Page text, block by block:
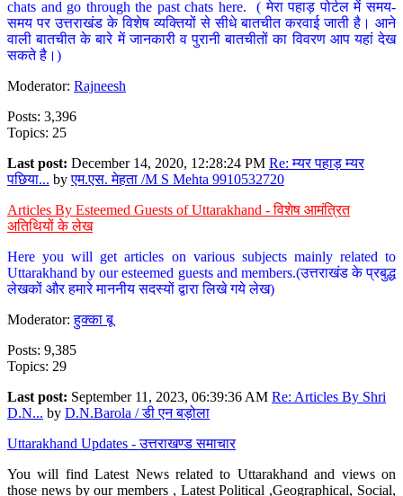
chats and go through the past chats here. ( मेरा पहाड़ पोर्टल में समय-
समय पर उत्तराखंड के विशेष व्यक्तियों से सीधे बातचीत करवाई जाती है। आने
वाली बातचीत के बारे में जानकारी व पुरानी बातचीतों का विवरण आप यहां देख
सकते है।)
Moderator: Rajneesh
Posts: 3,396
Topics: 25
Last post: December 14, 2020, 12:28:24 PM Re: म्यर पहाड़ म्यर
पछिया... byएम.एस. मेहता /M S Mehta 9910532720
Articles By Esteemed Guests of Uttarakhand - विशेष आमंत्रित
अतिथियों के लेख
Here you will get articles on various subjects mainly related to
Uttarakhand by our esteemed guests and members.(उत्तराखंड के प्रबुद्ध
लेखकों और हमारे माननीय सदस्यों द्वारा लिखे गये लेख)
Moderator:हुक्का बू
Posts: 9,385
Topics: 29
Last post: September 11, 2023, 06:39:36 AM Re: Articles By Shri
D.N... by D.N.Barola / डी एन बड़ोला
Uttarakhand Updates - उत्तराखण्ड समाचार
You will find Latest News related to Uttarakhand and views on
those news by our members , Latest Political ,Geographical, Social,